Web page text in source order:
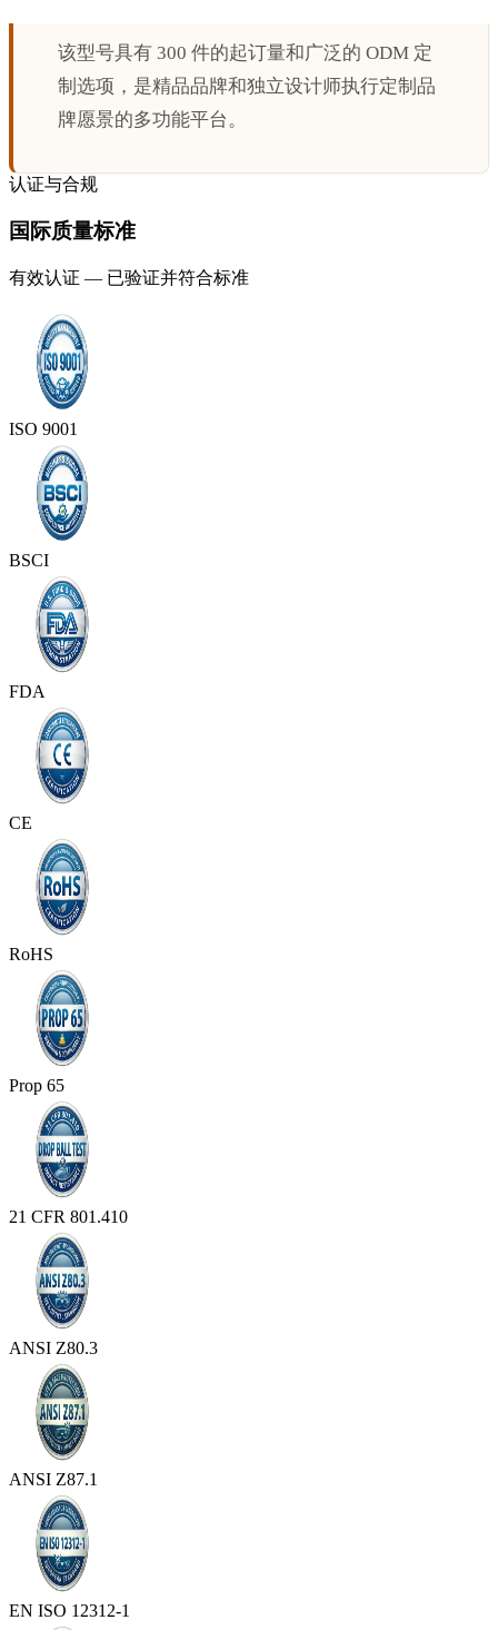
该型号具有 300 件的起订量和广泛的 ODM 定
制选项，是精品品牌和独立设计师执行定制品
牌愿景的多功能平台。
认证与合规
国际质量标准
有效认证 — 已验证并符合标准
ISO 9001
BSCI
FDA
CE
RoHS
Prop 65
21 CFR 801.410
ANSI Z80.3
ANSI Z87.1
EN ISO 12312-1